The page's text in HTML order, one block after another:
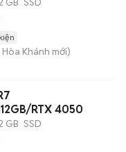
Hòa Khánh mới)
RTX 4050
GB SSD